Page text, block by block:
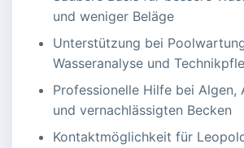
und weniger Beläge
Unterstützung bei
Wasseranalyse und
Professionelle Hilfe bei Algen,
und vernachlässigten Becken
Kontaktmöglichkeit für